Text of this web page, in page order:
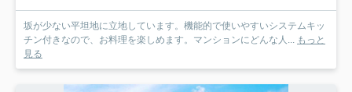
坂が少ない平坦地に立地しています。機能的で使いやすいシステムキッ
チン付きなので、お料理を楽しめます。マンションにどんな人... もっと
見る